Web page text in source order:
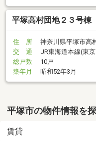
平塚高村団地２３号棟
住 所
神奈川県平塚市高
交 通
JR東海道本線(東
総戸数
10戸
築年月
昭和52年3月
平塚市の物件情報を
賃貸